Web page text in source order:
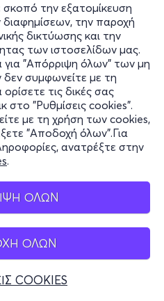
την εξατομίκευση
την παροχή
δικτύωσης και την
των ιστοσελίδων μας.
για "Απόρριψη όλων" των μη
συμφωνείτε με τη
τις δικές σας
στο "Ρυθμίσεις cookies".
με τη χρήση των cookies,
"Αποδοχή όλων".Για
ανατρέξτε στην
.
ΟΛΩΝ
ΟΛΩΝ
COOKIES